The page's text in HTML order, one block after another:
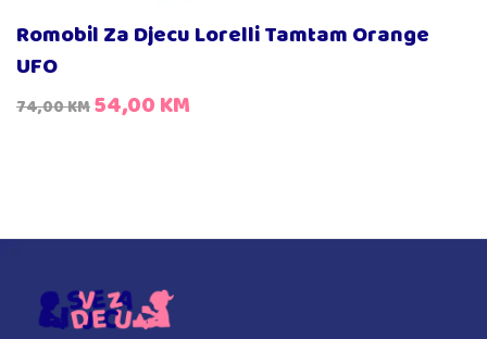
Romobil Za Djecu Lorelli Tamtam Orange
UFO
74,00KM54,00KM